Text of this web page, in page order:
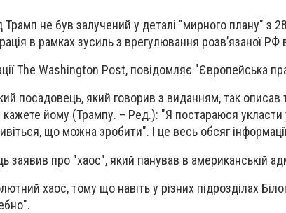
не був залучений у деталі "мирного плану" з 28
в рамках зусиль з врегулювання розв’язаної РФ
The Washington Post, повідомляє "Європейська
посадовець, який говорив з виданням, так описав
йому (Трампу. – Ред.): "Я постараюся укласти
що можна зробити". І це весь обсяг
заявив про "хаос", який панував в американській
хаос, тому що навіть у різних підрозділах